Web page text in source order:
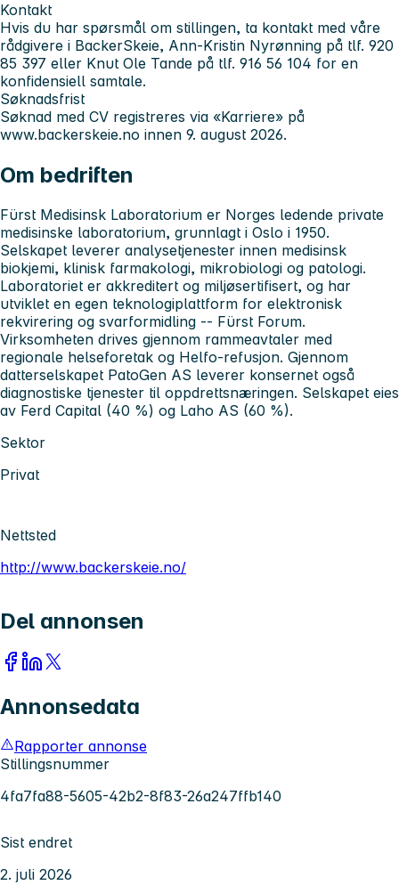
Kontakt
Hvis du har spørsmål om stillingen, ta kontakt med våre
rådgivere i BackerSkeie, Ann-Kristin Nyrønning på tlf. 920
85 397 eller Knut Ole Tande på tlf. 916 56 104 for en
konfidensiell samtale.
Søknadsfrist
Søknad med CV registreres via «Karriere» på
www.backerskeie.no innen 9. august 2026.
Om bedriften
Fürst Medisinsk Laboratorium er Norges ledende private
medisinske laboratorium, grunnlagt i Oslo i 1950.
Selskapet leverer analysetjenester innen medisinsk
biokjemi, klinisk farmakologi, mikrobiologi og patologi.
Laboratoriet er akkreditert og miljøsertifisert, og har
utviklet en egen teknologiplattform for elektronisk
rekvirering og svarformidling -- Fürst Forum.
Virksomheten drives gjennom rammeavtaler med
regionale helseforetak og Helfo-refusjon. Gjennom
datterselskapet PatoGen AS leverer konsernet også
diagnostiske tjenester til oppdrettsnæringen. Selskapet eies
av Ferd Capital (40 %) og Laho AS (60 %).
Sektor
Privat
Nettsted
http://www.backerskeie.no/
Del annonsen
Annonsedata
Rapporter annonse
Stillingsnummer
4fa7fa88-5605-42b2-8f83-26a247ffb140
Sist endret
2. juli 2026